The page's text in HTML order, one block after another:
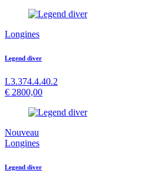
Longines
Legend diver
L3.374.4.40.2
€ 2800,00
Nouveau
Longines
Legend diver